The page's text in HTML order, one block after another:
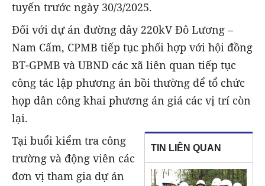
tuyến trước ngày 30/3/2025.
Đối với dự án đường dây 220kV Đô Lương –
Nam Cấm, CPMB tiếp tục phối hợp với hội đồng
BT-GPMB và UBND các xã liên quan tiếp tục
công tác lập phương án bồi thường để tổ chức
họp dân công khai phương án giá các vị trí còn
lại.
TIN LIÊN QUAN
Tại buổi kiểm tra công
trường và động viên các
đơn vị tham gia dự án